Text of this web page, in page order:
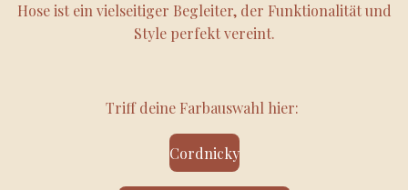
Hose ist ein vielseitiger Begleiter, der Funktionalität und
Style perfekt vereint.
Triff deine Farbauswahl hier:
Cordnicky